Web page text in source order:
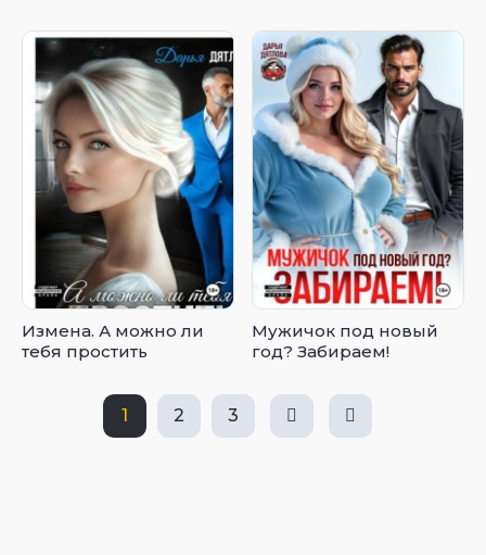
Измена. А можно ли
тебя простить
Мужичок под новый
год? Забираем!
1 2 3